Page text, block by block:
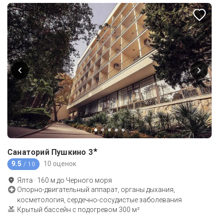
Санаторий Пушкино 3★
9.5 / 10 10 оценок
Ялта · 160 м до Черного моря
Опорно-двигательный аппарат, органы дыхания,
косметология, сердечно-сосудистые заболевания
Крытый бассейн с подогревом 300 м²